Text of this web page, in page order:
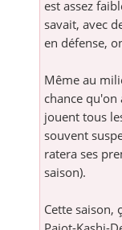
est assez
savait, avec
en défense,
Même au
chance qu'on
jouent tous
souvent
ratera ses
saison).
Cette saison,